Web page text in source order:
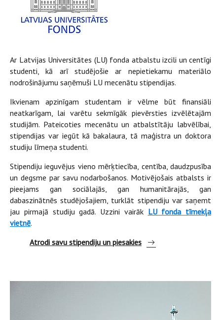
Ar Latvijas Universitātes (LU) fonda atbalstu izcili un centīgi
studenti, kā arī studējošie ar nepietiekamu materiālo
nodrošinājumu saņēmuši LU mecenātu stipendijas.
Ikvienam apzinīgam studentam ir vēlme būt finansiāli
neatkarīgam, lai varētu sekmīgāk pievērsties izvēlētajām
studijām. Pateicoties mecenātu un atbalstītāju labvēlībai,
stipendijas var iegūt kā bakalaura, tā maģistra un doktora
studiju līmeņa studenti.
Stipendiju ieguvējus vieno mērķtiecība, centība, daudzpusība
un degsme par savu nodarbošanos. Motivējošais atbalsts ir
pieejams gan sociālajās, gan humanitārajās, gan
dabaszinātnēs studējošajiem, turklāt stipendiju var saņemt
jau pirmajā studiju gadā. Uzzini vairāk LU fonda tīmekļa
vietnē.
Atrodi savu stipendiju un piesakies